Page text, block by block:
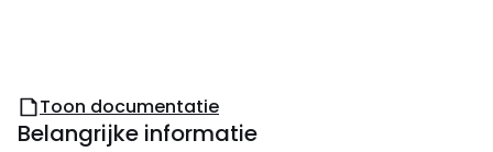
Toon documentatie
Belangrijke informatie